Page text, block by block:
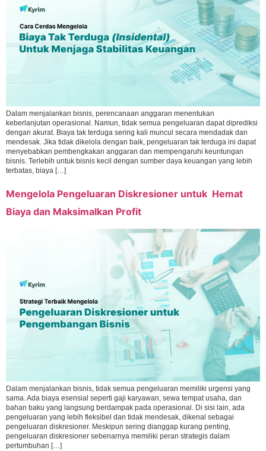
Dalam menjalankan bisnis, perencanaan anggaran menentukan
keberlanjutan operasional. Namun, tidak semua pengeluaran dapat diprediksi
dengan akurat. Biaya tak terduga sering kali muncul secara mendadak dan
mendesak. Jika tidak dikelola dengan baik, pengeluaran tak terduga ini dapat
menyebabkan pembengkakan anggaran dan mempengaruhi keuntungan
bisnis. Terlebih untuk bisnis kecil dengan sumber daya keuangan yang lebih
terbatas, biaya […]
Mengelola Pengeluaran Diskresioner untuk Hemat
Biaya dan Maksimalkan Profit
Dalam menjalankan bisnis, tidak semua pengeluaran memiliki urgensi yang
sama. Ada biaya esensial seperti gaji karyawan, sewa tempat usaha, dan
bahan baku yang langsung berdampak pada operasional. Di sisi lain, ada
pengeluaran yang lebih fleksibel dan tidak mendesak, dikenal sebagai
pengeluaran diskresioner. Meskipun sering dianggap kurang penting,
pengeluaran diskresioner sebenarnya memiliki peran strategis dalam
pertumbuhan […]